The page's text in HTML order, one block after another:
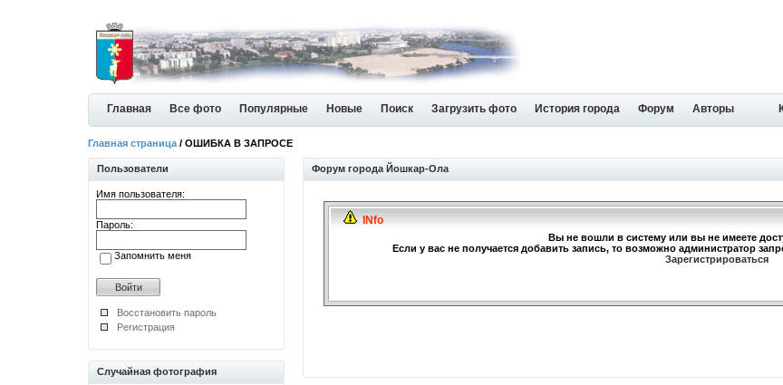
Главная Все фото Популярные Новые Поиск Загрузить фото История города Форум Авторы
Главная страница / ОШИБКА В ЗАПРОСЕ
Пользователи
Имя пользователя:
Пароль:
Запомнить меня
Восстановить пароль
Регистрация
Случайная фотография
Форум города Йошкар-Ола
INfo
Вы не вошли в систему или вы не имеете
Если у вас не получается добавить запись, то возможно администратор
Зарегистрироваться